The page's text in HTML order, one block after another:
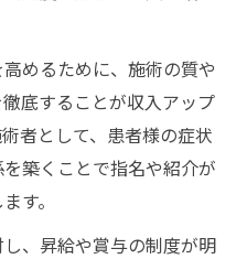
めるために、施術の質や
底することが収入アップ
者として、患者様の症状
築くことで指名や紹介が
す。
、昇給や賞与の制度が明